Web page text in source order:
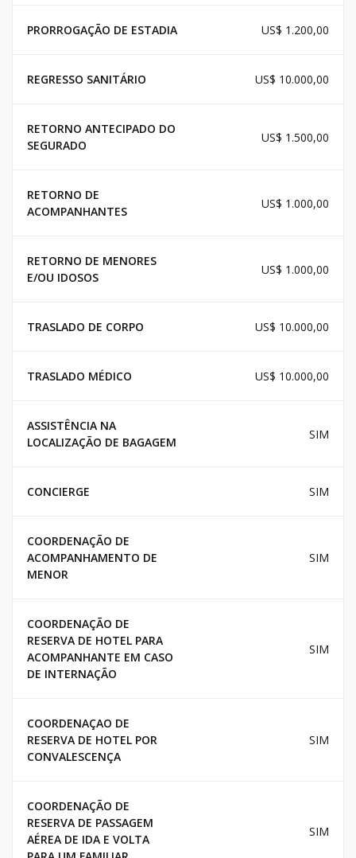
PRORROGAÇÃO DE ESTADIA US$ 1.200,00
REGRESSO SANITÁRIO US$ 10.000,00
RETORNO ANTECIPADO DO
SEGURADO
US$ 1.500,00
RETORNO DE
ACOMPANHANTES
US$ 1.000,00
RETORNO DE MENORES
E/OU IDOSOS
US$ 1.000,00
TRASLADO DE CORPO US$ 10.000,00
TRASLADO MÉDICO US$ 10.000,00
ASSISTÊNCIA NA
LOCALIZAÇÃO DE BAGAGEM
SIM
CONCIERGE SIM
COORDENAÇÃO DE
ACOMPANHAMENTO DE
MENOR
SIM
COORDENAÇÃO DE
RESERVA DE HOTEL PARA
ACOMPANHANTE EM CASO
DE INTERNAÇÃO
SIM
COORDENAÇAO DE
RESERVA DE HOTEL POR
CONVALESCENÇA
SIM
COORDENAÇÃO DE
RESERVA DE PASSAGEM
AÉREA DE IDA E VOLTA
SIM